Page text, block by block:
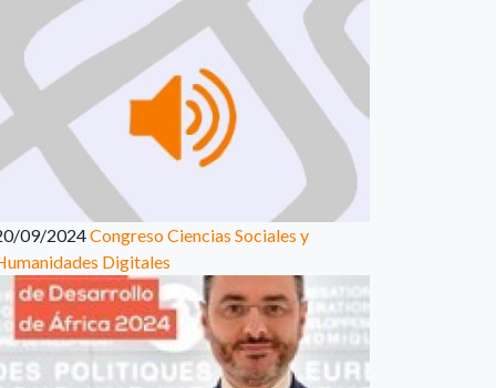
09/2024Congreso Ciencias Sociales y
Digitales